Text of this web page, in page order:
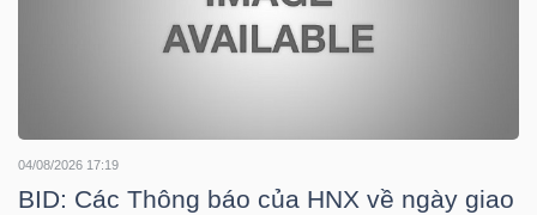
04/08/2026 17:19
BID: Các Thông báo của HNX về ngày giao